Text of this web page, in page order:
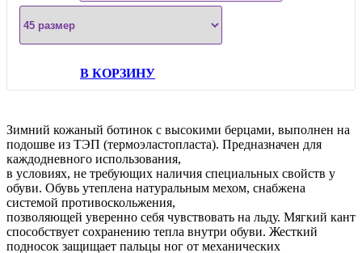
В КОРЗИНУ
Зимний кожаный ботинок с высокими берцами, выполнен на
подошве из ТЭП (термоэластопласта). Предназначен для
каждодневного использования,
в условиях, не требующих наличия специальных свойств у
обуви. Обувь утеплена натуральным мехом, снабжена
системой противоскольжения,
позволяющей уверенно себя чувствовать на льду. Мягкий кант
способствует сохранению тепла внутри обуви. Жесткий
подносок защищает пальцы ног от механических